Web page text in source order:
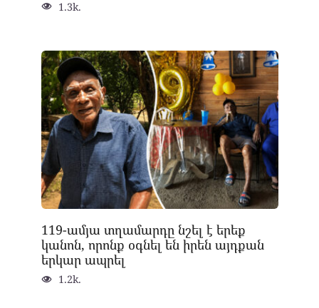
1.3k.
119-ամյա տղամարդը նշել է երեք
կանոն, որոնք օգնել են իրեն այդքան
երկար ապրել
1.2k.